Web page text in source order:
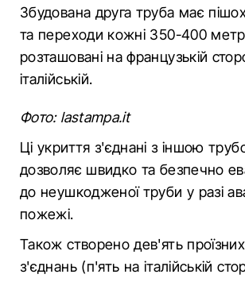
Збудована друга труба має
та переходи кожні 350-400
розташовані на французькій
італійській.
Фото: lastampa.it
Ці укриття з'єднані з іншою
дозволяє швидко та безпечно
до неушкодженої труби у разі
пожежі.
Також створено дев'ять
з'єднань (п'ять на італійській